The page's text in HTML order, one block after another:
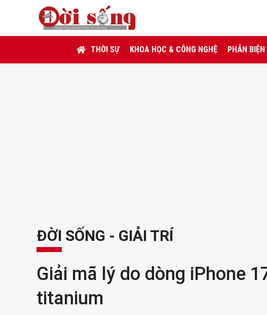
THỜI SỰ KHOA HỌC & CÔNG NGHỆ PHẢN
ĐỜI SỐNG - GIẢI TRÍ
Giải mã lý do dòng iPhone
titanium